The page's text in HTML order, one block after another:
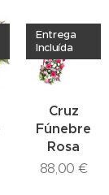
Cruz
Fúnebre
Rosa
Entrega
Incluída
88,00 €